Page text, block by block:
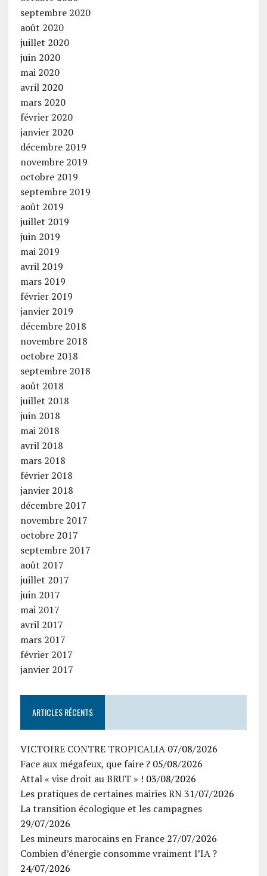
septembre 2020
août 2020
juillet 2020
juin 2020
mai 2020
avril 2020
mars 2020
février 2020
janvier 2020
décembre 2019
novembre 2019
octobre 2019
septembre 2019
août 2019
juillet 2019
juin 2019
mai 2019
avril 2019
mars 2019
février 2019
janvier 2019
décembre 2018
novembre 2018
octobre 2018
septembre 2018
août 2018
juillet 2018
juin 2018
mai 2018
avril 2018
mars 2018
février 2018
janvier 2018
décembre 2017
novembre 2017
octobre 2017
septembre 2017
août 2017
juillet 2017
juin 2017
mai 2017
avril 2017
mars 2017
février 2017
janvier 2017
ARTICLES RÉCENTS
VICTOIRE CONTRE TROPICALIA 07/08/2026
Face aux mégafeux, que faire ? 05/08/2026
Attal « vise droit au BRUT » ! 03/08/2026
Les pratiques de certaines mairies RN 31/07/2026
La transition écologique et les campagnes
29/07/2026
Les mineurs marocains en France 27/07/2026
Combien d’énergie consomme vraiment l’IA ?
24/07/2026